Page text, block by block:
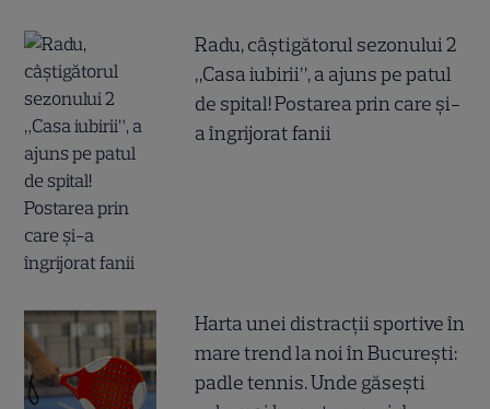
Radu, câștigătorul sezonului 2
„Casa iubirii”, a ajuns pe patul
de spital! Postarea prin care și-
a îngrijorat fanii
Harta unei distracții sportive în
mare trend la noi în București:
padle tennis. Unde găsești